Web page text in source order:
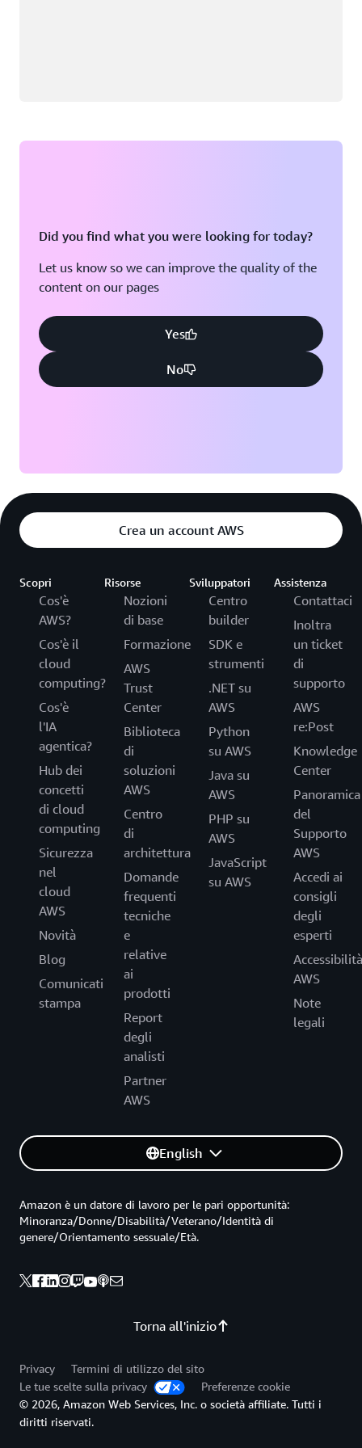
Did you find what you were looking for today?
Let us know so we can improve the quality of the
content on our pages
Yes
No
Crea un account AWS
Scopri
Cos'è
AWS?
Cos'è il
cloud
computing?
Cos'è
l'IA
agentica?
Hub dei
concetti
di cloud
computing
Sicurezza
nel
cloud
AWS
Novità
Blog
Comunicati
stampa
Risorse
Nozioni
di base
Formazione
AWS
Trust
Center
Biblioteca
di
soluzioni
AWS
Centro
di
architettura
Domande
frequenti
tecniche
e
relative
ai
prodotti
Report
degli
analisti
Partner
AWS
Sviluppatori
Centro
builder
SDK e
strumenti
.NET su
AWS
Python
su AWS
Java su
AWS
PHP su
AWS
JavaScript
su AWS
Assistenza
Contattaci
Inoltra
un ticket
di
supporto
AWS
re:Post
Knowledge
Center
Panoramica
del
Supporto
AWS
Accedi ai
consigli
degli
esperti
Accessibilità
AWS
Note
legali
English
Torna all'inizio
Amazon è un datore di lavoro per le pari opportunità:
Minoranza/Donne/Disabilità/Veterano/Identità di
genere/Orientamento sessuale/Età.
Privacy
Termini di utilizzo del sito
Le tue scelte sulla privacy
Preferenze cookie
© 2026, Amazon Web Services, Inc. o società affiliate. Tutti i
diritti riservati.